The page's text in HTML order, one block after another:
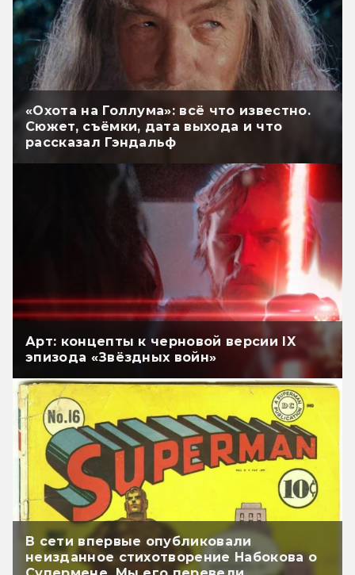
«Охота на Голлума»: всё что известно.
Сюжет, съёмки, дата выхода и что
рассказал Гэндальф
Арт: концепты к черновой версии IX
эпизода «Звёздных войн»
В сети впервые опубликовали
неизданное стихотворение Набокова о